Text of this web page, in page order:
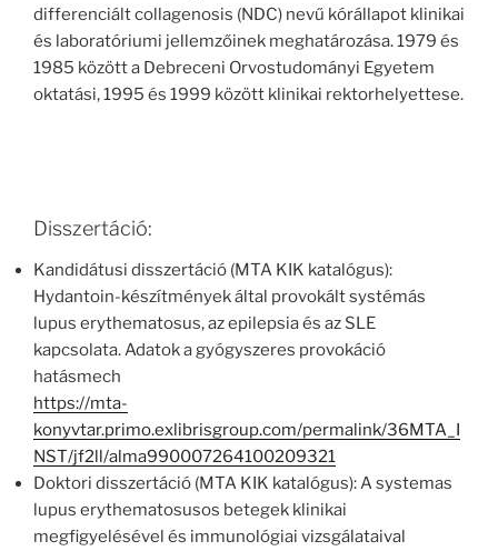
differenciált collagenosis (NDC) nevű kórállapot klinikai
és laboratóriumi jellemzőinek meghatározása. 1979 és
1985 között a Debreceni Orvostudományi Egyetem
oktatási, 1995 és 1999 között klinikai rektorhelyettese.
Disszertáció:
Kandidátusi disszertáció (MTA KIK katalógus):
Hydantoin-készítmények által provokált systémás
lupus erythematosus, az epilepsia és az SLE
kapcsolata. Adatok a gyógyszeres provokáció
hatásmech
https://mta-
konyvtar.primo.exlibrisgroup.com/permalink/36MTA_I
NST/jf2ll/alma990007264100209321
Doktori disszertáció (MTA KIK katalógus): A systemas
lupus erythematosusos betegek klinikai
megfigyelésével és immunológiai vizsgálataival